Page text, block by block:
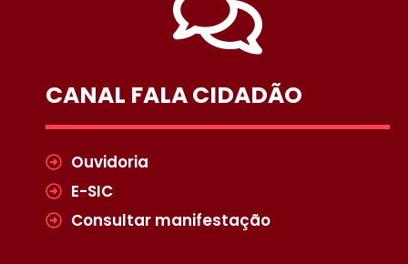
CANAL FALA CIDADÃO
Ouvidoria
E-SIC
Consultar manifestação